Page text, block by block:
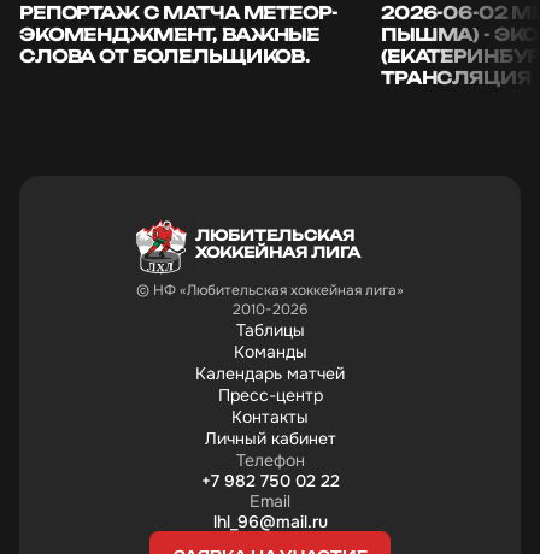
РЕПОРТАЖ С МАТЧА МЕТЕОР-
ЭКОМЕНДЖМЕНТ, ВАЖНЫЕ
СЛОВА ОТ БОЛЕЛЬЩИКОВ.
2026-06-02
ПЫШМА) -
ТРАНСЛЯЦИЯ
ЛЮБИТЕЛЬСКАЯ
ХОККЕЙНАЯ ЛИГА
© НФ «Любительская хоккейная лига»
2010-2026
Таблицы
Команды
Календарь матчей
Пресс-центр
Контакты
Личный кабинет
Телефон
+7 982 750 02 22
Email
lhl_96@mail.ru